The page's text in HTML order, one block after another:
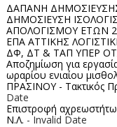
ΔΑΠΑΝΗ
ΔΗΜΟΣΙΕΥΣΗ
ΑΠΟΛΟΓΙΣΜΟΥ ΕΤΩΝ
ΕΠΑ ΑΤΤΙΚΗΣ
ΔΦ, ΔΤ & ΤΑΠ ΥΠΕΡ
Αποζημίωση για
ωραρίου ενιαίου
ΠΡΑΣΙΝΟΥ - Τακτικός
Date
Επιστροφή
Ν.Λ. - Invalid Date